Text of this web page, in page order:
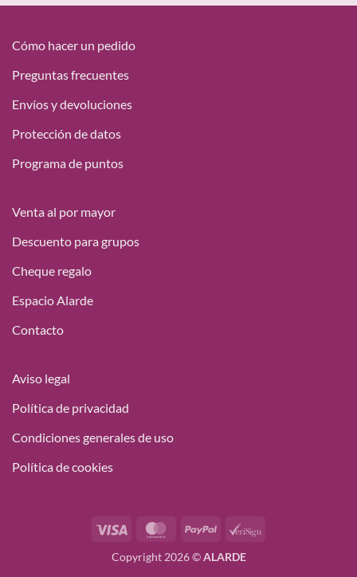
desde
Cómo hacer un pedido
Preguntas frecuentes
Envíos y devoluciones
Protección de datos
Programa de puntos
Venta al por mayor
Descuento para grupos
Cheque regalo
Espacio Alarde
Contacto
Aviso legal
Política de privacidad
Condiciones generales de uso
Política de cookies
Visa MasterCardPayPal
Copyright 2026 ©ALARDE